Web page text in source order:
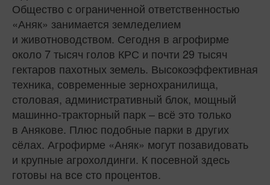
Общество с ограниченной ответственностью
«Аняк» занимается земледелием
и животноводством. Сегодня в агрофирме
около 7 тысяч голов КРС и почти 29 тысяч
гектаров пахотных земель. Высокоэффективная
техника, современные зернохранилища,
столовая, административный блок, мощный
машинно-тракторный парк – всё это только
в Анякове. Плюс подобные парки в других
сёлах. Агрофирме «Аняк» могут позавидовать
и крупные агрохолдинги. К посевной здесь
готовы на все сто процентов.